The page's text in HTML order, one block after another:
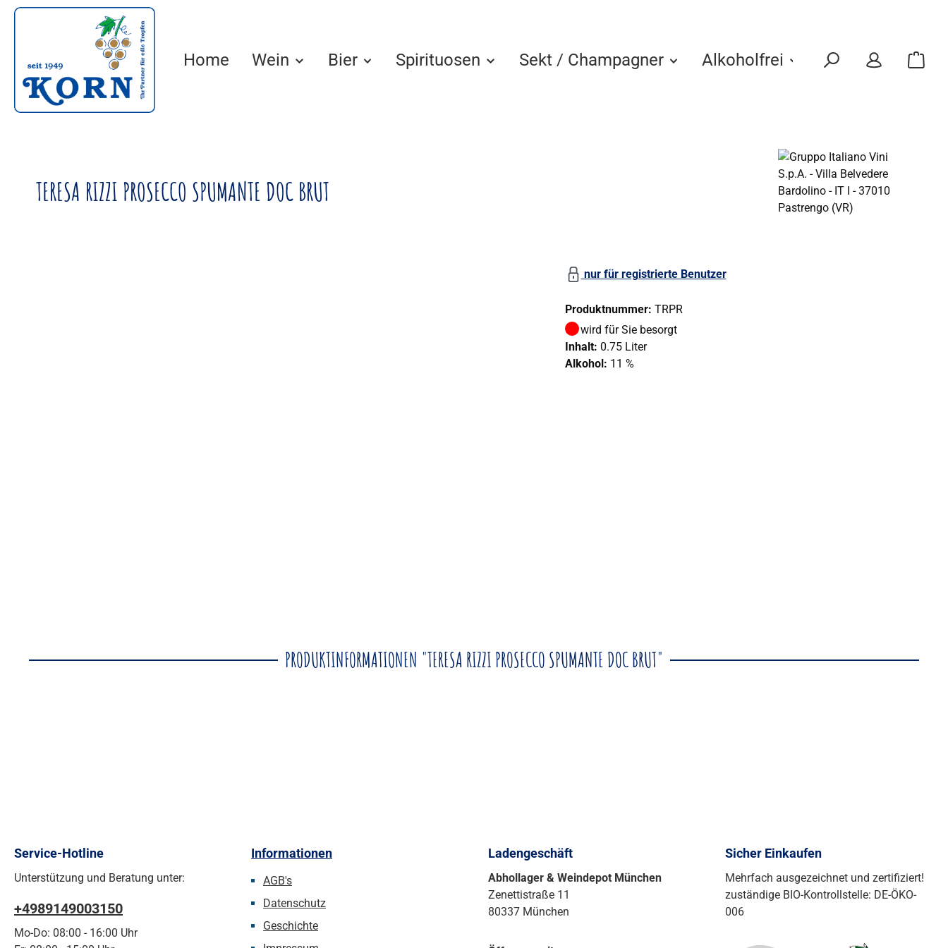
Zur Hauptnavigation springen
Home Wein Bier Spirituosen Sekt / Champagner Alkoholfrei Eigenmarken
TERESA RIZZI PROSECCO SPUMANTE DOC BRUT
nur für registrierte Benutzer
Produktnummer: TRPR
wird für Sie besorgt
Inhalt: 0.75 Liter
Alkohol: 11 %
PRODUKTINFORMATIONEN "TERESA RIZZI PROSECCO SPUMANTE DOC BRUT"
Service-Hotline
Unterstützung und Beratung unter:
+4989149003150
Mo-Do: 08:00 - 16:00 Uhr
Informationen
AGB's
Datenschutz
Geschichte
Ladengeschäft
Abhollager & Weindepot München
Zenettistraße 11
80337 München
Sicher Einkaufen
Mehrfach ausgezeichnet und zertifiziert!
zuständige BIO-Kontrollstelle: DE-ÖKO-
006